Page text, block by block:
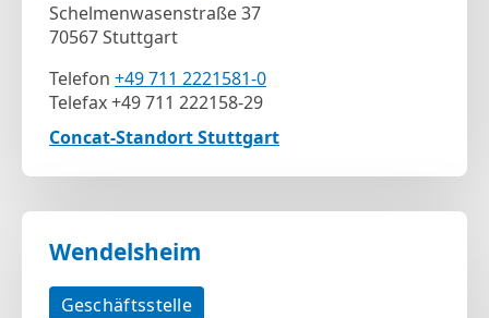
Schelmenwasenstraße 37
70567 Stuttgart
Telefon +49 711 2221581-0
Telefax+49 711 222158-29
Concat-Standort Stuttgart
Wendelsheim
Geschäftsstelle